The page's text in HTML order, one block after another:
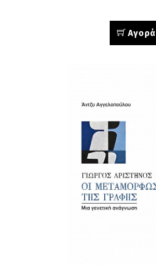
Αγορά